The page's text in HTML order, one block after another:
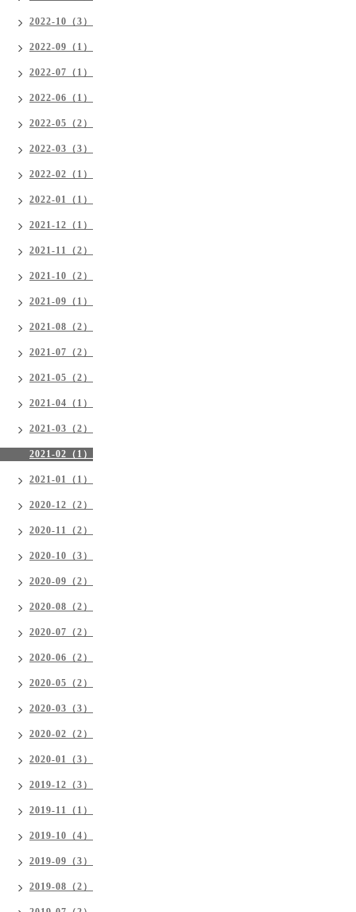
2022-10（3）
2022-09（1）
2022-07（1）
2022-06（1）
2022-05（2）
2022-03（3）
2022-02（1）
2022-01（1）
2021-12（1）
2021-11（2）
2021-10（2）
2021-09（1）
2021-08（2）
2021-07（2）
2021-05（2）
2021-04（1）
2021-03（2）
2021-02（1）
2021-01（1）
2020-12（2）
2020-11（2）
2020-10（3）
2020-09（2）
2020-08（2）
2020-07（2）
2020-06（2）
2020-05（2）
2020-03（3）
2020-02（2）
2020-01（3）
2019-12（3）
2019-11（1）
2019-10（4）
2019-09（3）
2019-08（2）